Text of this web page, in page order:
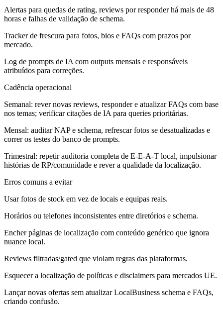
Alertas para quedas de rating, reviews por responder há mais de 48
horas e falhas de validação de schema.
Tracker de frescura para fotos, bios e FAQs com prazos por
mercado.
Log de prompts de IA com outputs mensais e responsáveis
atribuídos para correções.
Cadência operacional
Semanal: rever novas reviews, responder e atualizar FAQs com base
nos temas; verificar citações de IA para queries prioritárias.
Mensal: auditar NAP e schema, refrescar fotos se desatualizadas e
correr os testes do banco de prompts.
Trimestral: repetir auditoria completa de E-E-A-T local, impulsionar
histórias de RP/comunidade e rever a qualidade da localização.
Erros comuns a evitar
Usar fotos de stock em vez de locais e equipas reais.
Horários ou telefones inconsistentes entre diretórios e schema.
Encher páginas de localização com conteúdo genérico que ignora
nuance local.
Reviews filtradas/gated que violam regras das plataformas.
Esquecer a localização de políticas e disclaimers para mercados UE.
Lançar novas ofertas sem atualizar LocalBusiness schema e FAQs,
criando confusão.